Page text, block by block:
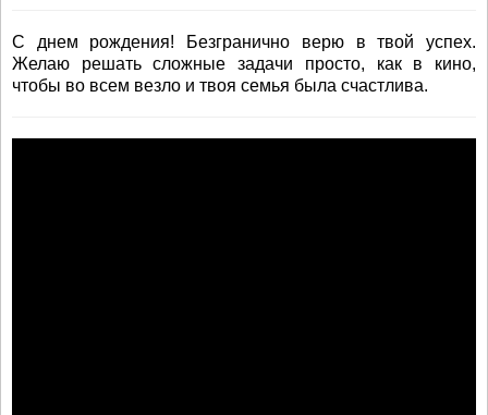
С днем рождения! Безгранично верю в твой успех.
Желаю решать сложные задачи просто, как в кино,
чтобы во всем везло и твоя семья была счастлива.